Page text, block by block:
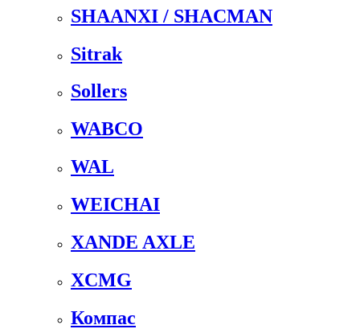
SHAANXI / SHACMAN
Sitrak
Sollers
WABCO
WAL
WEICHAI
XANDE AXLE
XCMG
Компас